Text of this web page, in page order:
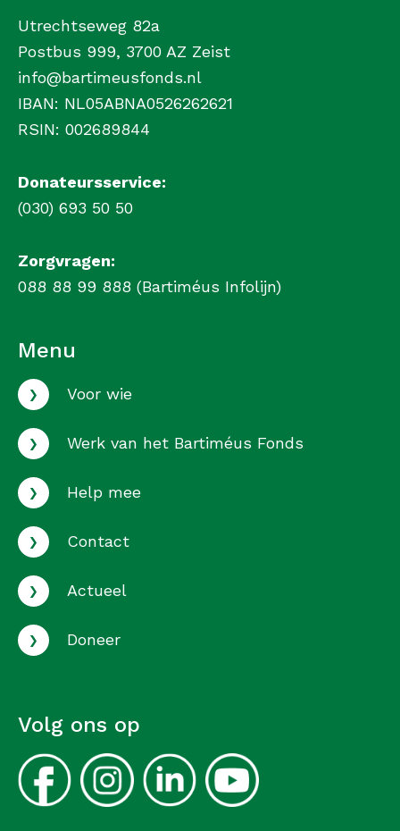
Utrechtseweg 82a
Postbus 999, 3700 AZ Zeist
info@bartimeusfonds.nl
IBAN: NL05ABNA0526262621
RSIN: 002689844
Donateursservice:
(030) 693 50 50
Zorgvragen:
088 88 99 888 (Bartiméus Infolijn)
Menu
› Voor wie
› Werk van het Bartiméus Fonds
› Help mee
› Contact
› Actueel
› Doneer
Volg ons op